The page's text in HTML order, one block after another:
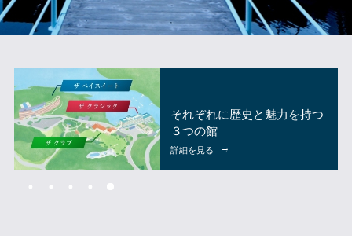
都プラス
ご入会はこちら
詳細ページへ
三重の豊かな恵みを味わう、
美食の旅へ
詳細を見る
シマカンのすごし方
詳細を見る
選べる宿泊スタイル
詳細を見る
それぞれに歴史と魅力を持つ
３つの館
詳細を見る